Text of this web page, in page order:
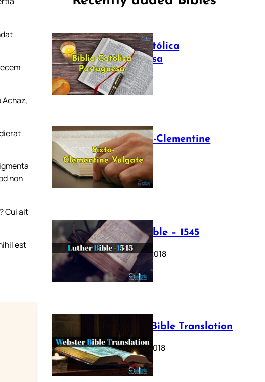
non
Cui ait
est
Bíblia Católica
Portuguesa
July 16, 2025
The Sixto-Clementine
Vulgate
July 12, 2025
Luther Bible – 1545
October 17, 2018
Webster Bible Translation
October 11, 2018